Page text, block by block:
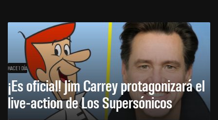
HACE 1 DÍA
¡Es oficial! Jim Carrey protagonizará el
live-action de Los Supersónicos